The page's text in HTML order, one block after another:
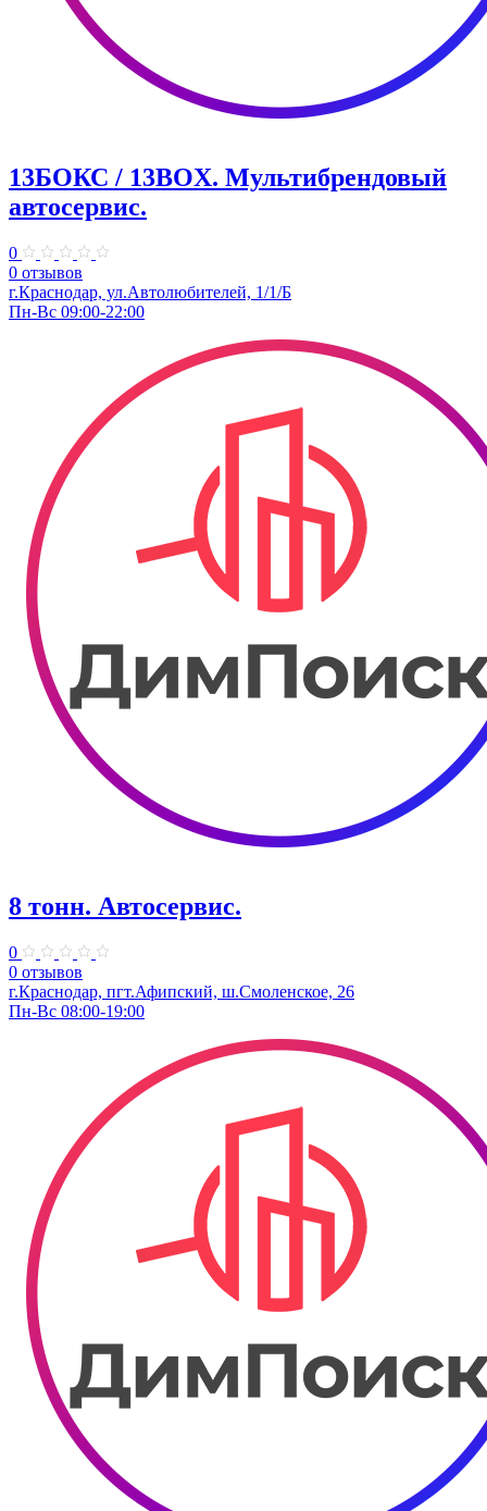
13БОКС / 13BOX. ​Мультибрендовый
автосервис.
0
0 отзывов
г.Краснодар, ул.Автолюбителей, 1/1/Б
Пн-Вс 09:00-22:00
8 тонн. Автосервис.
0
0 отзывов
г.Краснодар, пгт.Афипский, ш.Смоленское, 26
Пн-Вс 08:00-19:00